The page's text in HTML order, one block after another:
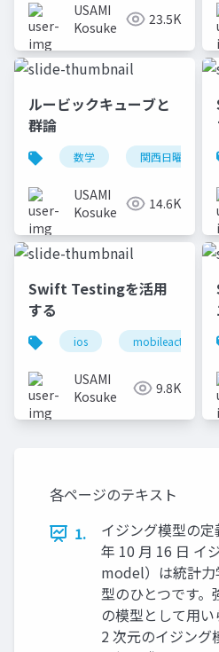
USAMI
Kosuke
23.5K
ルービックキューブと
群論
数学 関西日曜数学友
USAMI
Kosuke
14.6K
Swift Testingを活用
する
ios mobileact
USAMI
Kosuke
9.8K
各ページのテキスト
1.
イジング模型の
年 10 月 16 日 イ
model）は統計力
型のひとつです
の模型として用
2 次元のイジング